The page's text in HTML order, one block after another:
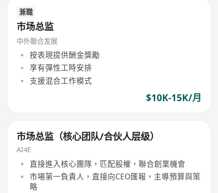
兼職
市场总监
中外聯合发展
按表現提供酬金獎勵
享有彈性工時安排
支援混合工作模式
$10K-15K/月
市场总监（核心团队/合伙人层级）
AI4E
直接進入核心團隊，匹配股權，聯合創業機會
市場第一負責人，直接向CEO匯報，主導預算與策
略